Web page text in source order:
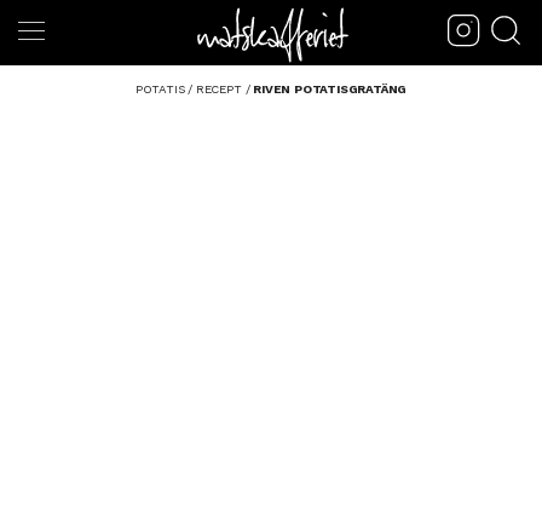
POTATIS/ RECEPT/ RIVEN POTATISGRATÄNG